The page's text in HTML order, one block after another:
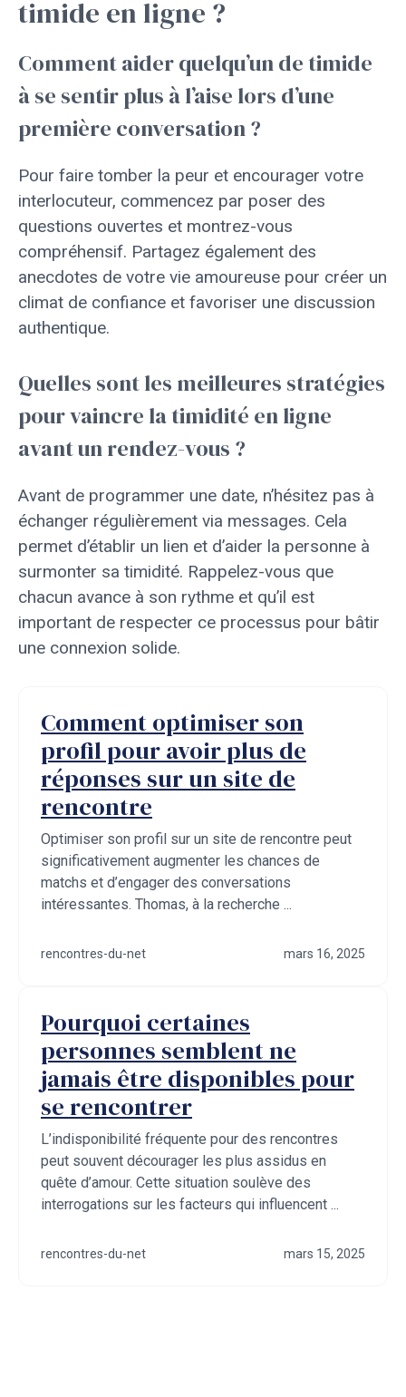
timide en ligne ?
Comment aider quelqu’un de timide
à se sentir plus à l’aise lors d’une
première conversation ?
Pour faire tomber la peur et encourager votre
interlocuteur, commencez par poser des
questions ouvertes et montrez-vous
compréhensif. Partagez également des
anecdotes de votre vie amoureuse pour créer un
climat de confiance et favoriser une discussion
authentique.
Quelles sont les meilleures stratégies
pour vaincre la timidité en ligne
avant un rendez-vous ?
Avant de programmer une date, n’hésitez pas à
échanger régulièrement via messages. Cela
permet d’établir un lien et d’aider la personne à
surmonter sa timidité. Rappelez-vous que
chacun avance à son rythme et qu’il est
important de respecter ce processus pour bâtir
une connexion solide.
Comment optimiser son
profil pour avoir plus de
réponses sur un site de
rencontre
Optimiser son profil sur un site de rencontre peut
significativement augmenter les chances de
matchs et d’engager des conversations
intéressantes. Thomas, à la recherche ...
rencontres-du-net mars 16, 2025
Pourquoi certaines
personnes semblent ne
jamais être disponibles pour
se rencontrer
L’indisponibilité fréquente pour des rencontres
peut souvent décourager les plus assidus en
quête d’amour. Cette situation soulève des
interrogations sur les facteurs qui influencent ...
rencontres-du-net mars 15, 2025